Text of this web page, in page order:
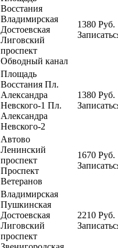
Восстания
Владимирская
Достоевская
Лиговский
проспект
Обводный канал
1380 Руб.
Площадь
Восстания Пл.
Александра
Невского-1 Пл.
Александра
Невского-2
1380 Руб.
Автово
Ленинский
проспект
Проспект
Ветеранов
1670 Руб.
Владимирская
Пушкинская
Достоевская
Лиговский
проспект
2210 Руб.